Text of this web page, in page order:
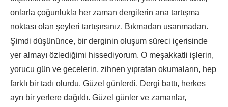
onlarla çoğunlukla her zaman dergilerin ana tartışma
noktası olan şeyleri tartışırsınız. Bıkmadan usanmadan.
Şimdi düşününce, bir derginin oluşum süreci içerisinde
yer almayı özlediğimi hissediyorum. O meşakkatli işlerin,
yorucu gün ve gecelerin, zihnen yıpratan okumaların, hep
farklı bir tadı olurdu. Güzel günlerdi. Dergi battı, herkes
ayrı bir yerlere dağıldı. Güzel günler ve zamanlar,